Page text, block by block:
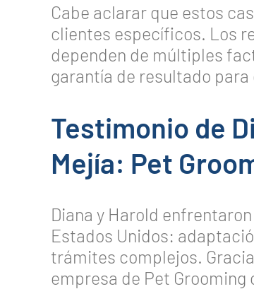
Cabe aclarar que estos
clientes específicos. Los
dependen de múltiples
garantía de resultado
Testimonio de
Mejía: Pet
Diana y Harold
Estados Unidos:
trámites complejos.
empresa de Pet Grooming